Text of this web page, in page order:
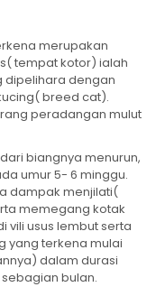
merupakan
tempat kotor) ialah
dipelihara dengan
breed cat).
peradangan mulut
biangnya menurun,
umur 5- 6 minggu.
dampak menjilati(
memegang kotak
vili usus lembut serta
yang terkena mulai
dalam durasi
bulan.